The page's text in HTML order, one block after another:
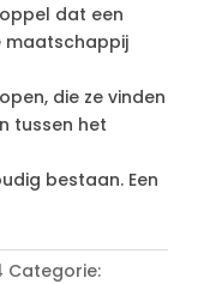
dat een
maatschappij
die ze vinden
tussen het
bestaan. Een
Categorie: